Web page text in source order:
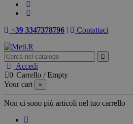
+39 3347378796 | Contattaci
Accedi
0 Carrello /Empty
Your cart
×
Non ci sono più articoli nel tuo carrello